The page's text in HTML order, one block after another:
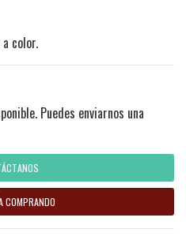
color.
Puedes enviarnos una
COMPRANDO